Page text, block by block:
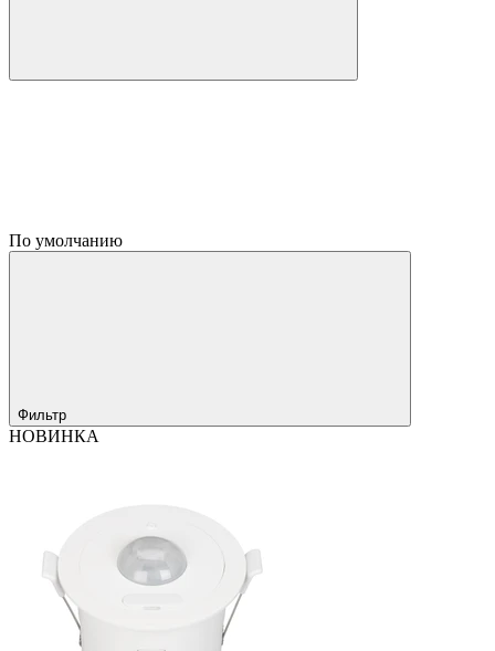
По умолчанию
Фильтр
НОВИНКА